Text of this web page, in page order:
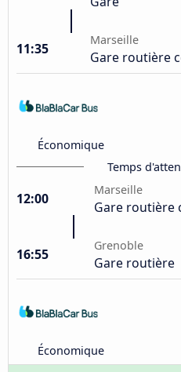
11:35
Marseille
Gare routière
Économique
Temps
12:00
Marseille
Gare routière
16:55
Grenoble
Gare routière
Économique